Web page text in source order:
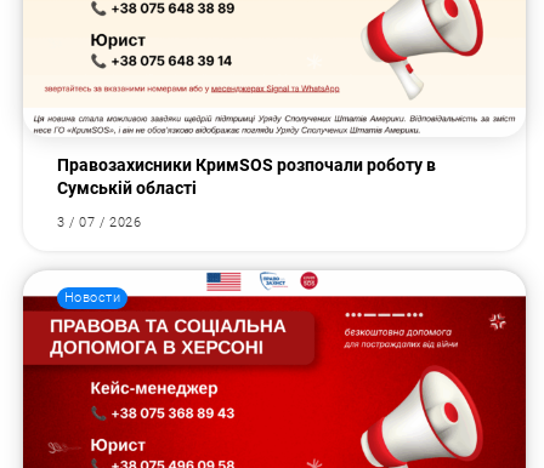
Правозахисники КримSOS розпочали роботу в
Сумській області
3 / 07 / 2026
Новости